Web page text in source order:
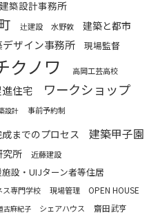
築設計事務所
辻建設 水野敦 建築と都市
ザイン事務所 現場監督
クノワ
高岡工芸高校
住宅 ワークショップ
設計 事前予約制
までのプロセス 建築甲子園
究所 近藤建設
設・UIJターン者等住居
ス専門学校 現場管理
OPEN HOUSE
古麻紀子 シェアハウス 齋田武亨